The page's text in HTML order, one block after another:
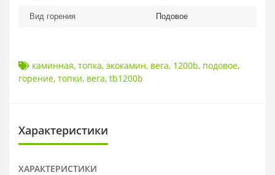
Вид горения Подовое
каминная, топка, экокамин, вега, 1200b, подовое,
горение, топки, вега, tb1200b
Характеристики
ХАРАКТЕРИСТИКИ